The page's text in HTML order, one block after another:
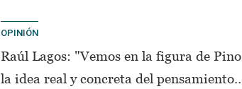
OPINIÓN
Raúl Lagos: "Vemos en la figura de Pino
la idea real y concreta del pensamiento